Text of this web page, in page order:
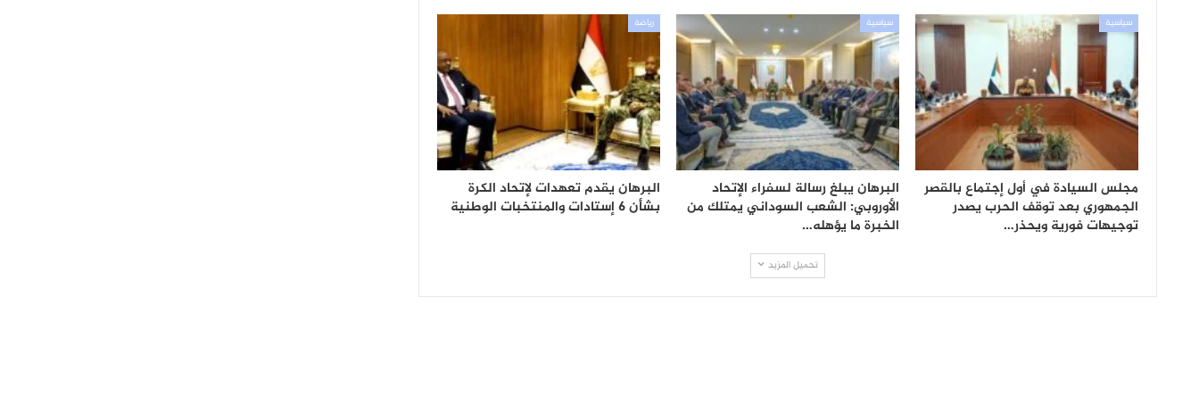
سياسية
مجلس السيادة في أول إجتماع بالقصر
الجمهوري بعد توقف الحرب يصدر
توجيهات فورية ويحذر…
سياسية
البرهان يبلغ رسالة لسفراء الإتحاد
الأوروبي: الشعب السوداني يمتلك من
الخبرة ما يؤهله…
رياضة
البرهان يقدم تعهدات لإتحاد الكرة
بشأن 6 إستادات والمنتخبات الوطنية
تحميل المزيد